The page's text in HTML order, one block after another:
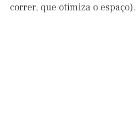
correr, que otimiza o espaço).